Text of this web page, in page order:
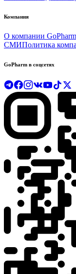
Компания
О компании GoPharm
СМИПолитика
GoPharm в соцсетях